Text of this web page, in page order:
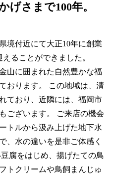
げさまで100年。
境付近にて大正10年に創業
ることができました。
山に囲まれた自然豊かな福
おります。 この地域は、清
ており、近隣には、福岡市
ございます。 ご来店の機会
トルから汲み上げた地下水
、水の違いを是非ご体感く
腐をはじめ、揚げたての鳥
トクリームや鳥飼まんじゅ